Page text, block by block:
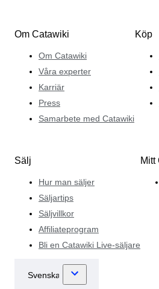
Om Catawiki
Om Catawiki
Våra experter
Karriär
Press
Samarbete med Catawiki
Köp
Sälj
Hur man säljer
Säljartips
Säljvillkor
Affiliateprogram
Bli en Catawiki Live-säljare
Mitt